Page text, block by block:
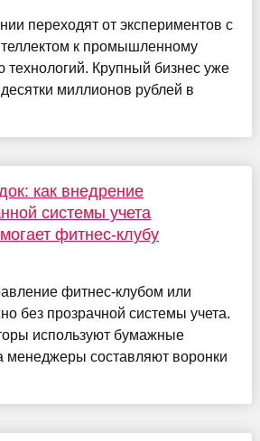
переходят от экспериментов с
к промышленному
Крупный бизнес уже
миллионов рублей в
как внедрение
системы учета
фитнес-клубу
фитнес-клубом или
без прозрачной системы учета.
используют бумажные
менеджеры составляют воронки